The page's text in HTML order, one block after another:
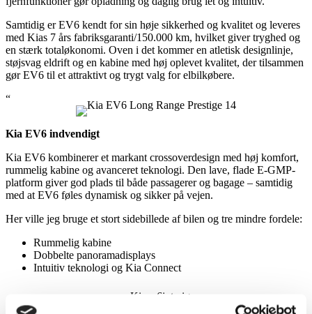
Samtidig er EV6 kendt for sin høje sikkerhed og kvalitet og leveres
med Kias 7 års fabriksgaranti/150.000 km, hvilket giver tryghed og
en stærk totaløkonomi. Oven i det kommer en atletisk designlinje,
støjsvag eldrift og en kabine med høj oplevet kvalitet, der tilsammen
gør EV6 til et attraktivt og trygt valg for elbilkøbere.
“
Kia EV6 indvendigt
Kia EV6 kombinerer et markant crossoverdesign med høj komfort,
rummelig kabine og avanceret teknologi. Den lave, flade E-GMP-
platform giver god plads til både passagerer og bagage – samtidig
med at EV6 føles dynamisk og sikker på vejen.
Her ville jeg bruge et stort sidebillede af bilen og tre mindre fordele:
Rummelig kabine
Dobbelte panoramadisplays
Intuitiv teknologi og Kia Connect